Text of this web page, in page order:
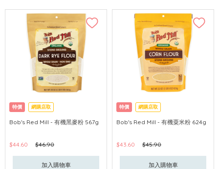
特價 網購店取
Bob's Red Mill - 有機黑麥粉 567g
$44.60 $46.90
加入購物車
特價 網購店取
Bob's Red Mill - 有機粟米粉 624g
$43.60 $45.90
加入購物車